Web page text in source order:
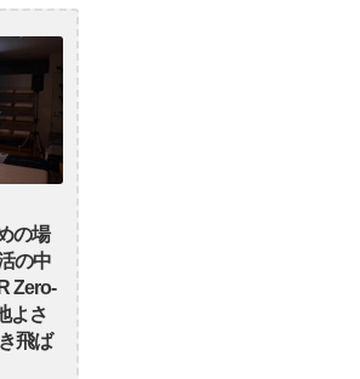
の場
の中
Zero-
よさ
飛ば